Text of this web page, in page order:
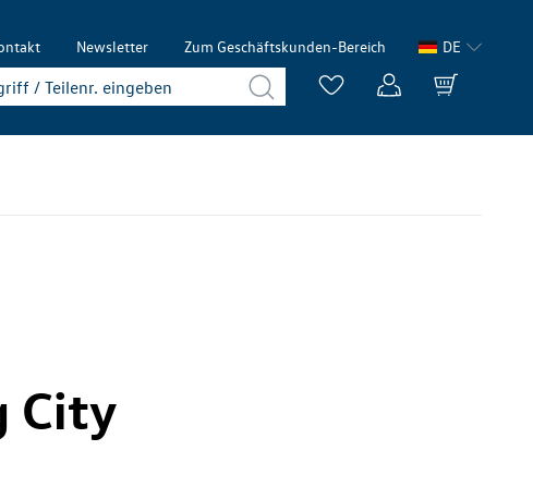
Newsletter Zum Geschäftskunden-Bereich DE
City